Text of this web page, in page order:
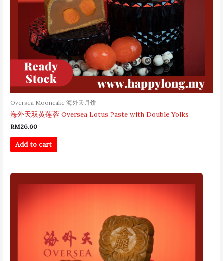
Oversea Mooncake 海外天月饼
海外天双黄莲蓉 Oversea Lotus Paste with Double Yolks
RM26.60
Add to cart